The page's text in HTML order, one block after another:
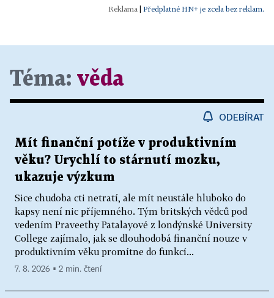
Předplatné HN+ je zcela bez reklam.
Téma: věda
ODEBÍRAT
Mít finanční potíže v produktivním
věku? Urychlí to stárnutí mozku,
ukazuje výzkum
Sice chudoba cti netratí, ale mít neustále hluboko do
kapsy není nic příjemného. Tým britských vědců pod
vedením Praveethy Patalayové z londýnské University
College zajímalo, jak se dlouhodobá finanční nouze v
produktivním věku promítne do funkcí...
7. 8. 2026 ▪ 2 min. čtení